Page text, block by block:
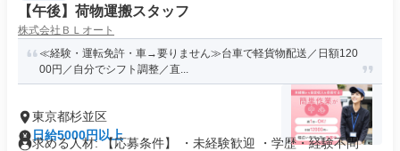
【午後】荷物運搬スタッフ
株式会社ＢＬオート
≪経験・運転免許・車→要りません≫台車で軽貨物配送／日額120
00円／自分でシフト調整／直...
東京都杉並区
日給5000円以上
求める人材: 【応募条件】 ・未経験歓迎 ・学歴・経験不問 ・